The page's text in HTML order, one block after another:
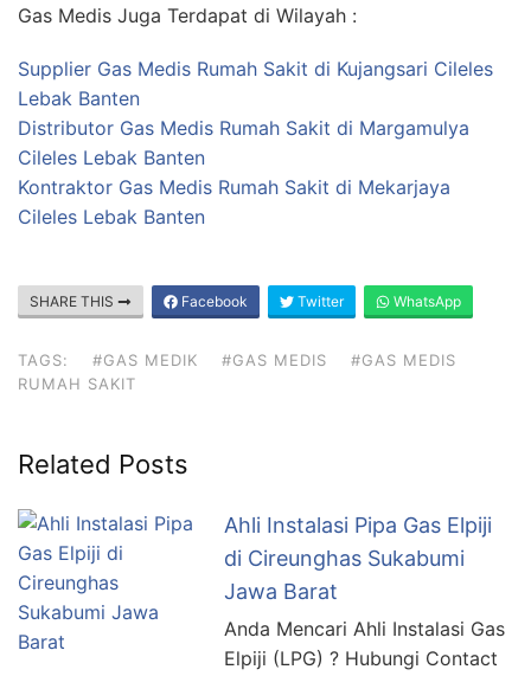
Gas Medis Juga Terdapat di Wilayah :
Supplier Gas Medis Rumah Sakit di Kujangsari Cileles
Lebak Banten
Distributor Gas Medis Rumah Sakit di Margamulya
Cileles Lebak Banten
Kontraktor Gas Medis Rumah Sakit di Mekarjaya
Cileles Lebak Banten
SHARE THIS Facebook Twitter WhatsApp
TAGS: #GAS MEDIK #GAS MEDIS
#GAS MEDIS
RUMAH SAKIT
Related Posts
Ahli Instalasi Pipa Gas Elpiji
di Cireunghas Sukabumi
Jawa Barat
Anda Mencari Ahli Instalasi Gas
Elpiji (LPG) ? Hubungi Contact